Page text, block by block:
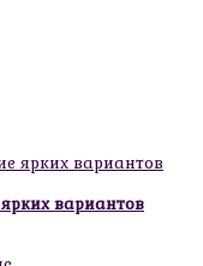
вариантов